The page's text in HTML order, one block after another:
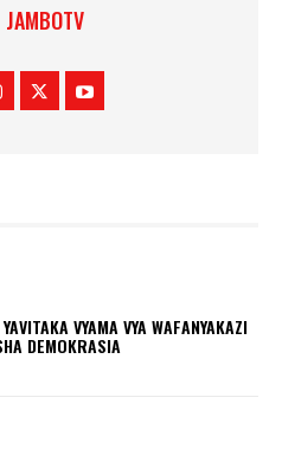
JAMBOTV
VYAMA VYA WAFANYAKAZI
DEMOKRASIA